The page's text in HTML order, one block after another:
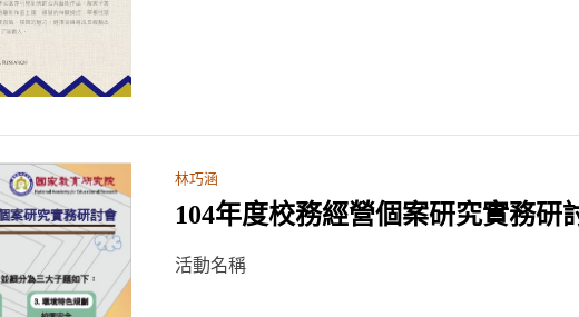
林巧涵
104年度校務經營個案研究實務研
活動名稱